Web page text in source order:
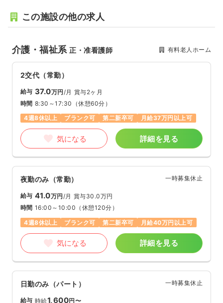
この施設の他の求人
介護・福祉系正・准看護師 有料老人ホーム
2交代（常勤）
給与 37.0万円/月 賞与2ヶ月
時間 8:30～17:30 （休憩60分）
4週8休以上
ブランク可 第二新卒可 月給37万円以上可
気になる 詳細を見る
夜勤のみ（常勤） 一時募集休止
給与 41.0万円/月 賞与30.0万円
時間 16:00～10:00 （休憩120分）
4週8休以上
ブランク可 第二新卒可 月給40万円以上可
気になる 詳細を見る
日勤のみ（パート） 一時募集休止
給与 時給1,600円〜